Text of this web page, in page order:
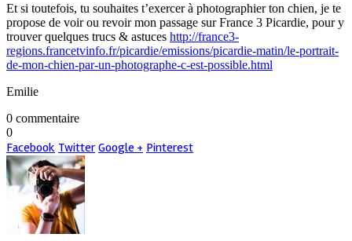
Et si toutefois, tu souhaites t’exercer à photographier ton chien, je te
propose de voir ou revoir mon passage sur France 3 Picardie, pour y
trouver quelques trucs & astuces http://france3-
regions.francetvinfo.fr/picardie/emissions/picardie-matin/le-portrait-
de-mon-chien-par-un-photographe-c-est-possible.html
Emilie
0 commentaire
0
Facebook Twitter Google + Pinterest